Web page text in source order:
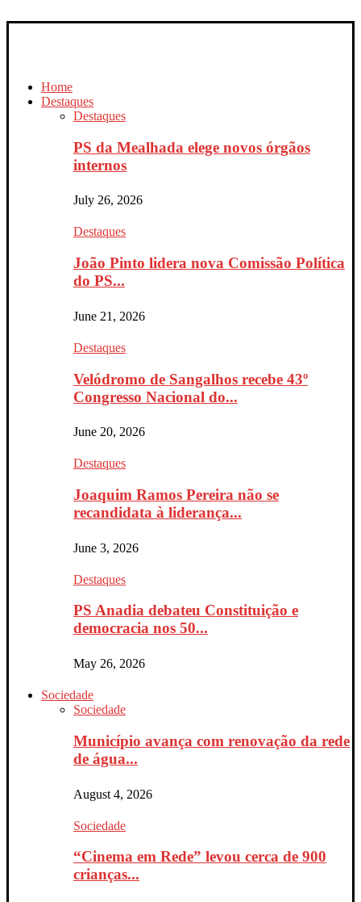
Home
Destaques
Destaques
PS da Mealhada elege novos órgãos
internos
July 26, 2026
Destaques
João Pinto lidera nova Comissão Política
do PS...
June 21, 2026
Destaques
Velódromo de Sangalhos recebe 43º
Congresso Nacional do...
June 20, 2026
Destaques
Joaquim Ramos Pereira não se
recandidata à liderança...
June 3, 2026
Destaques
PS Anadia debateu Constituição e
democracia nos 50...
May 26, 2026
Sociedade
Sociedade
Município avança com renovação da rede
de água...
August 4, 2026
Sociedade
“Cinema em Rede” levou cerca de 900
crianças...